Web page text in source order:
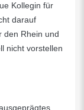
Kollegin für
darauf
den Rhein und
nicht vorstellen